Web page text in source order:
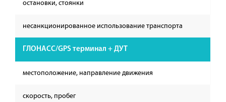
остановки, стоянки
несанкционированное использование транспорта
ГЛОНАСС/GPS терминал + ДУТ
местоположение, направление движения
скорость, пробег